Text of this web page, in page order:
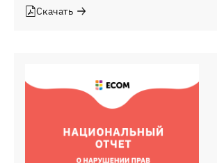
Скачать